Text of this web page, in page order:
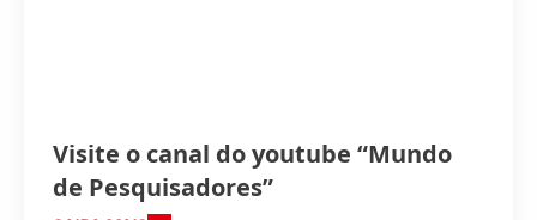
Visite o canal do youtube “Mundo
de Pesquisadores”